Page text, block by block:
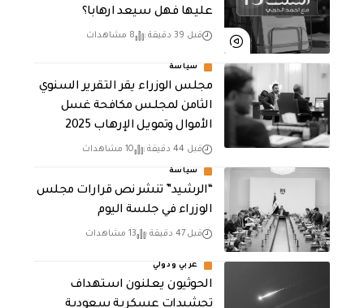
عليها فهل سيعد ارهابا؟
قبل 39 دقيقة 8 مشاهدات
سياسة
مجلس الوزراء يقر التقرير السنوي
الثامن لمجلـس مكافحة غسل
الأموال وتمويـل الإرهـاب 2025
قبل 44 دقيقة 10 مشاهدات
سياسة
“الرشيد” تنشر نص قرارات مجلس
الوزراء في جلسة اليوم
قبل 47 دقيقة 13 مشاهدات
عربي ودولي
الحوثيون يعلنون استهداف
تحشيدات عسكرية سعودية